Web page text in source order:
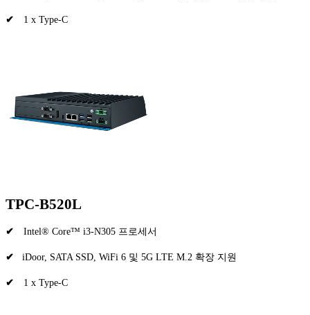
✔ 1 x Type-C
TPC-B520L
✔ Intel® Core™ i3-N305 프로세서
✔ iDoor, SATA SSD, WiFi 6 및 5G LTE M.2 확장 지원
✔ 1 x Type-C